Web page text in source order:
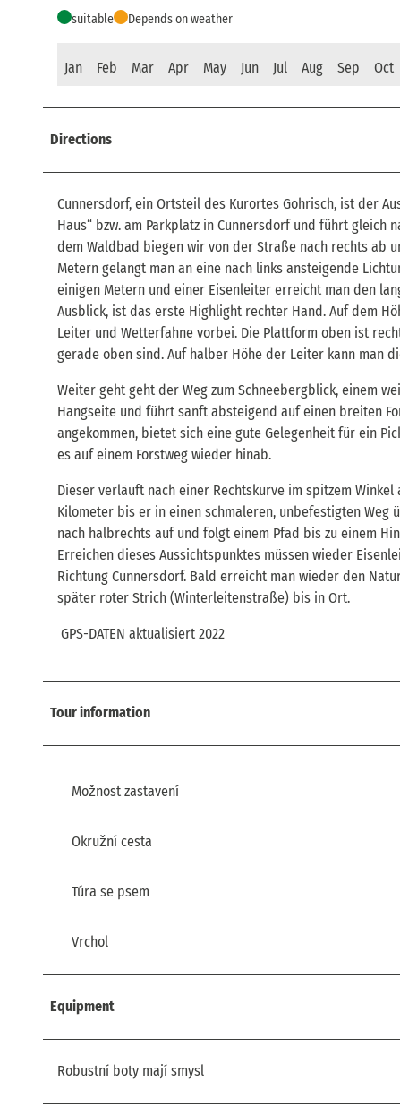
suitable Depends on weather
Jan Feb Mar Apr May Jun Jul Aug Sep Oct
Directions
Cunnersdorf, ein Ortsteil des Kurortes Gohrisch, ist der
Haus“ bzw. am Parkplatz in Cunnersdorf und führt
dem Waldbad biegen wir von der Straße nach rechts ab
Metern gelangt man an eine nach links ansteigende
einigen Metern und einer Eisenleiter erreicht man den
Ausblick, ist das erste Highlight rechter Hand. Auf dem
Leiter und Wetterfahne vorbei. Die Plattform oben ist
gerade oben sind. Auf halber Höhe der Leiter kann man
Weiter geht geht der Weg zum Schneebergblick, einem
Hangseite und führt sanft absteigend auf einen breiten
angekommen, bietet sich eine gute Gelegenheit für ein
es auf einem Forstweg wieder hinab.
Dieser verläuft nach einer Rechtskurve im spitzem
Kilometer bis er in einen schmaleren, unbefestigten
nach halbrechts auf und folgt einem Pfad bis zu einem
Erreichen dieses Aussichtspunktes müssen wieder
Richtung Cunnersdorf. Bald erreicht man wieder den
später roter Strich (Winterleitenstraße) bis in Ort.
GPS-DATEN aktualisiert 2022
Tour information
Možnost zastavení
Okružní cesta
Túra se psem
Vrchol
Equipment
Robustní boty mají smysl